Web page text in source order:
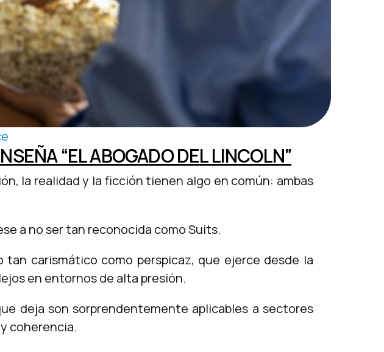
“EL ABOGADO DEL LINCOLN”
la realidad y la ficción tienen algo en común: ambas
a no ser tan reconocida como Suits.
tan carismático como perspicaz, que ejerce desde la
en entornos de alta presión.
deja son sorprendentemente aplicables a sectores
coherencia.